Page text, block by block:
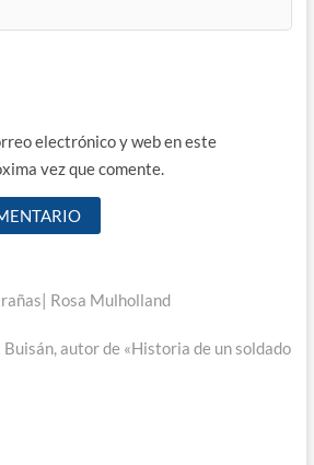
electrónico y web en este
vez que comente.
Rosa Mulholland
autor de «Historia de un soldado